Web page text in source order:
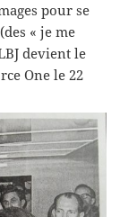
pour se
« je me
devient le
One le 22